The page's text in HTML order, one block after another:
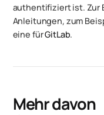
authentifiziert ist. Zur
Anleitungen, zum
eine fürGitLab.
Mehr davon